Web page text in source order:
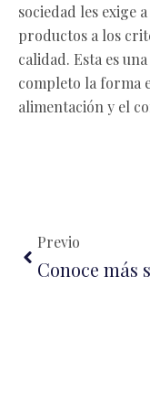
sociedad les exige
productos a los
calidad. Esta es
completo la forma
alimentación y el
Previo